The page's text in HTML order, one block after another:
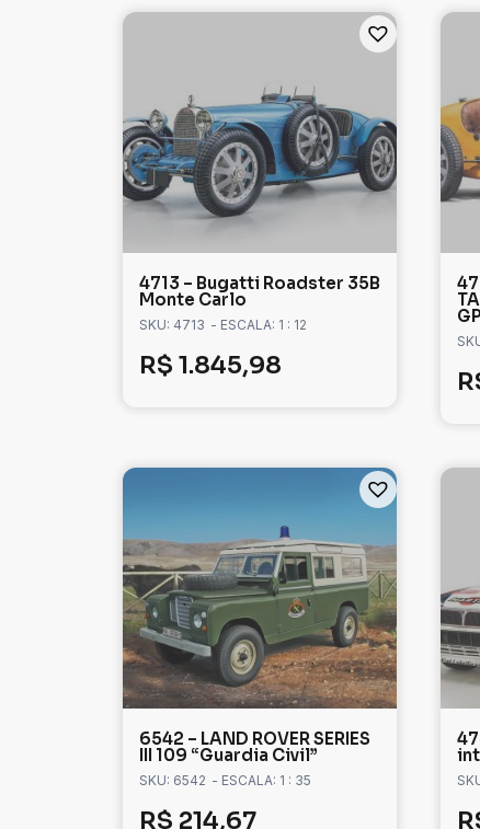
4713 – Bugatti Roadster 35B
Monte Carlo
SKU: 4713 - ESCALA: 1 : 12
R$ 1.845,98
6542 – LAND ROVER SERIES
III 109 “Guardia Civil”
SKU: 6542 - ESCALA: 1 : 35
R$ 214,67